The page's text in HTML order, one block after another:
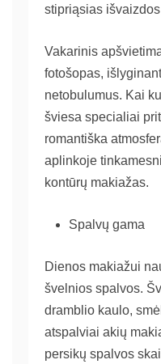
stipriąsias
Vakarinis
fotošopas,
netobulumus. Kai
šviesa specialiai
romantiška
aplinkoje
kontūrų makiažas.
Spalvų gama
Dienos makiažui
švelnios spalvos.
dramblio kaulo,
atspalviai akių
persikų spalvos